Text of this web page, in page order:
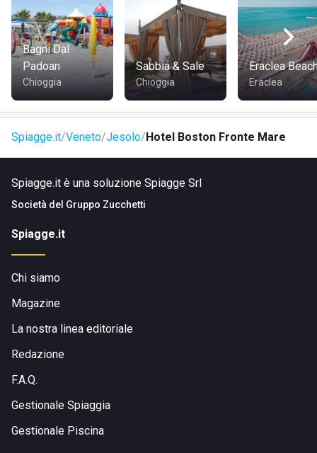
servito anche il pasto più importante della giornata, la
colazione, che propone una vasta quantità di prodotti tipici,
sia dolci che salati.
DOVE SI TROVA 'HOTEL BOSTON'
Jesolo.
COME RAGGIUNGERE 'HOTEL BOSTON'
L'hotel è raggiungibile in
quali bus e treno, oppure in taxi.
Bagni Dal
Padoan
Chioggia
Sabbia & Sale
Chioggia
Eraclea
Eraclea
Spiagge.it Veneto Jesolo Hotel Boston Fronte Mare
Spiagge.it è una soluzione Spiagge Srl
Società del Gruppo Zucchetti
Spiagge.it
Chi siamo
Magazine
La nostra linea editoriale
Redazione
F.A.Q.
Gestionale Spiaggia
Gestionale Piscina